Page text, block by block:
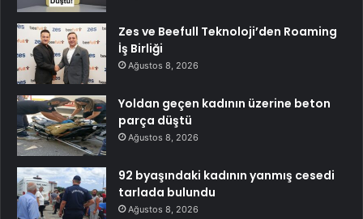
Zes ve Beefull Teknoloji’den Roaming
İş Birliği
Ağustos 8, 2026
Yoldan geçen kadının üzerine beton
parça düştü
Ağustos 8, 2026
92 byaşındaki kadının yanmış cesedi
tarlada bulundu
Ağustos 8, 2026